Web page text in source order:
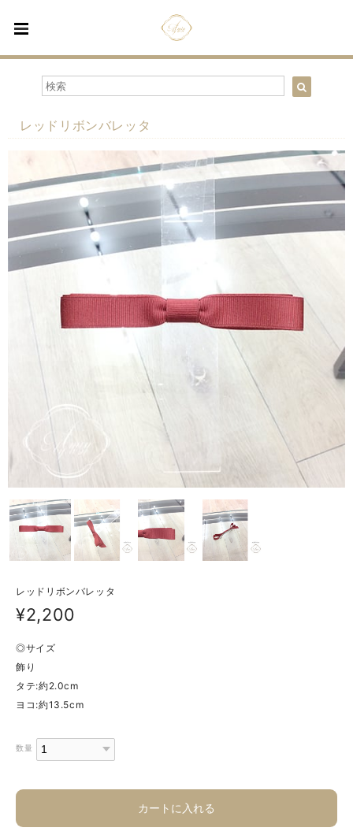
レッドリボンバレッタ
レッドリボンバレッタ
¥2,200
◎サイズ
飾り
タテ:約2.0cm
ヨコ:約13.5cm
数量
カートに入れる